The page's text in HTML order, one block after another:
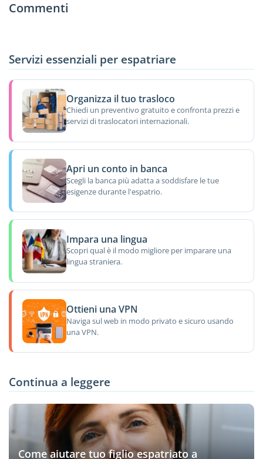
Commenti
Servizi essenziali per espatriare
Organizza il tuo trasloco
Chiedi un preventivo gratuito e confronta prezzi e
servizi di traslocatori internazionali.
Apri un conto in banca
Scegli la banca più adatta a soddisfare le tue
esigenze durante l'espatrio.
Impara una lingua
Scopri qual è il modo migliore per imparare una
lingua straniera.
Ottieni una VPN
Naviga sul web in modo privato e sicuro usando
una VPN.
Continua a leggere
Come aiutare tuo figlio espatriato a